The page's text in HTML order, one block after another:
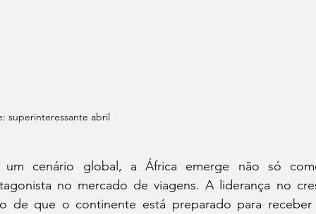
superinteressante abril
um cenário global, a África emerge não só
no mercado de viagens. A liderança no
de que o continente está preparado para